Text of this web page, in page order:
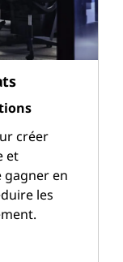
créer
et
en
les